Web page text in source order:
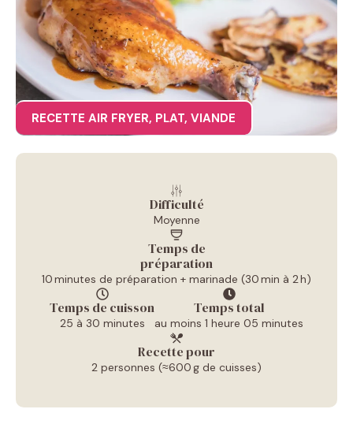
RECETTE AIR FRYER, PLAT, VIANDE
Difficulté
Moyenne
Temps de
préparation
10 minutes de préparation + marinade (30 min à 2 h)
Temps de cuisson
25 à 30 minutes
Temps total
au moins 1 heure 05 minutes
Recette pour
2 personnes (≈600 g de cuisses)